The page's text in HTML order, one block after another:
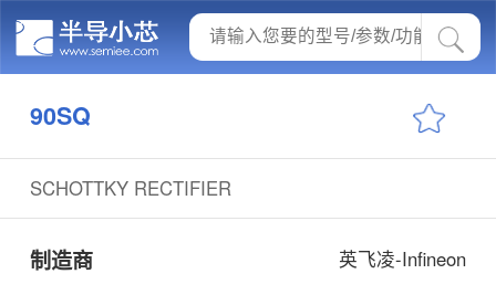
90SQ
SCHOTTKY RECTIFIER
制造商 英飞凌-Infineon